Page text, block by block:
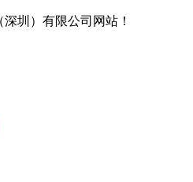
圳）有限公司网站！